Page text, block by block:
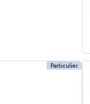
Particulier